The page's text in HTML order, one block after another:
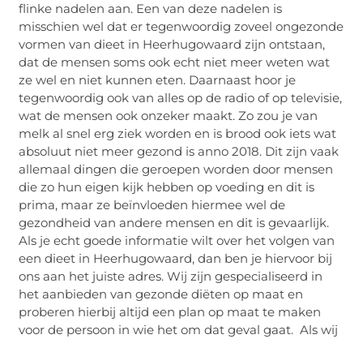
flinke nadelen aan. Een van deze nadelen is
misschien wel dat er tegenwoordig zoveel ongezonde
vormen van dieet in Heerhugowaard zijn ontstaan,
dat de mensen soms ook echt niet meer weten wat
ze wel en niet kunnen eten. Daarnaast hoor je
tegenwoordig ook van alles op de radio of op televisie,
wat de mensen ook onzeker maakt. Zo zou je van
melk al snel erg ziek worden en is brood ook iets wat
absoluut niet meer gezond is anno 2018. Dit zijn vaak
allemaal dingen die geroepen worden door mensen
die zo hun eigen kijk hebben op voeding en dit is
prima, maar ze beïnvloeden hiermee wel de
gezondheid van andere mensen en dit is gevaarlijk.
Als je echt goede informatie wilt over het volgen van
een dieet in Heerhugowaard, dan ben je hiervoor bij
ons aan het juiste adres. Wij zijn gespecialiseerd in
het aanbieden van gezonde diëten op maat en
proberen hierbij altijd een plan op maat te maken
voor de persoon in wie het om dat geval gaat. Als wij